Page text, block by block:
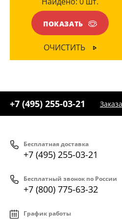
Черный(1)
ПОКАЗАТЬ
ОЧИСТИТЬ
+7 (495) 255-03-21
Бесплатная доставка
+7 (495) 255-03-21
Бесплатный звонок по России
+7 (800) 775-63-32
График работы